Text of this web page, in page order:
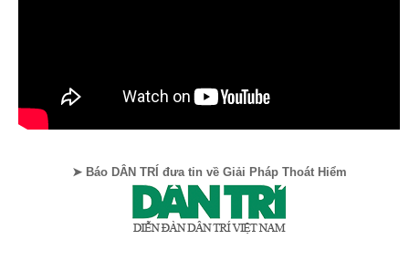
➤ Báo DÂN TRÍ đưa tin về Giải Pháp Thoát Hiểm